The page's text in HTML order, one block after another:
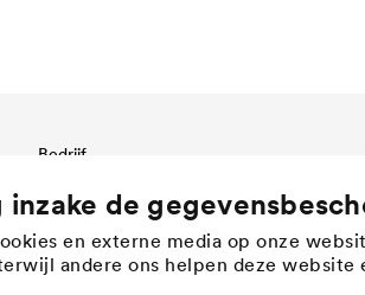
de
en externe media op onze
andere ons helpen deze website
Bedrijf
Bedrijfsstructuur & management
Bedrijfscultuur, waarden &
teamgeest